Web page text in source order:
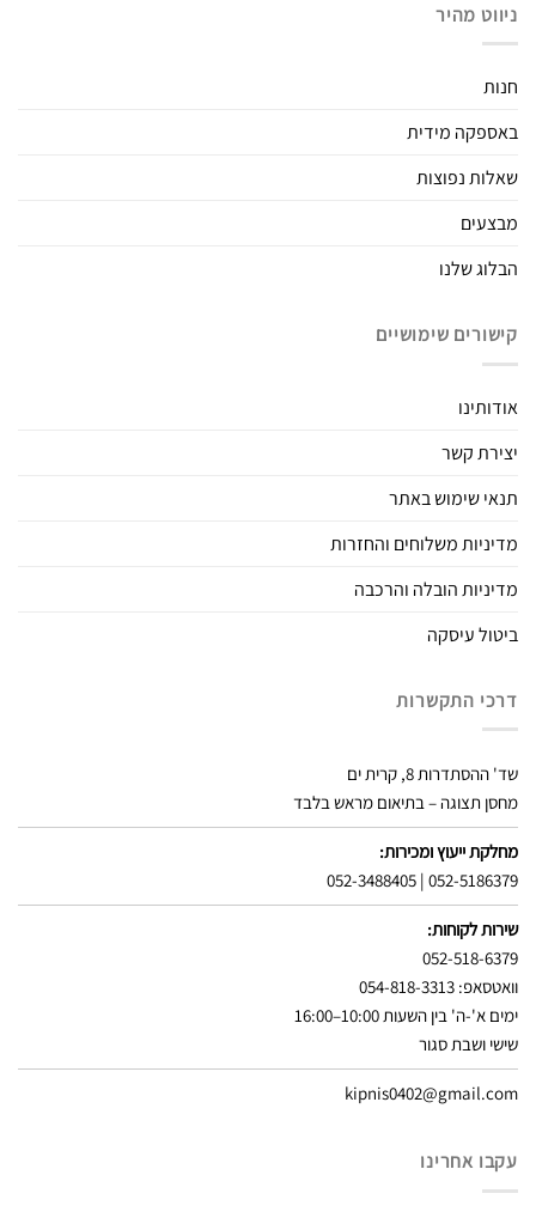
ניווט מהיר
חנות
באספקה מידית
שאלות נפוצות
מבצעים
הבלוג שלנו
קישורים שימושיים
אודותינו
יצירת קשר
תנאי שימוש באתר
מדיניות משלוחים והחזרות
מדיניות הובלה והרכבה
ביטול עיסקה
דרכי התקשרות
שד' ההסתדרות 8, קרית ים
מחסן תצוגה – בתיאום מראש בלבד
מחלקת ייעוץ ומכירות:
052-5186379
|
052-3488405
שירות לקוחות:
052-518-6379
וואטסאפ: 054-818-3313
ימים א'-ה' בין השעות 10:00–16:00
שישי ושבת סגור
kipnis0402@gmail.com
עקבו אחרינו